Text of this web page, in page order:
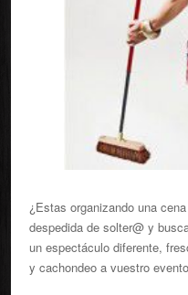
¿Estas organizando una
despedida de solter@ y
un espectáculo diferente,
y cachondeo a vuestro